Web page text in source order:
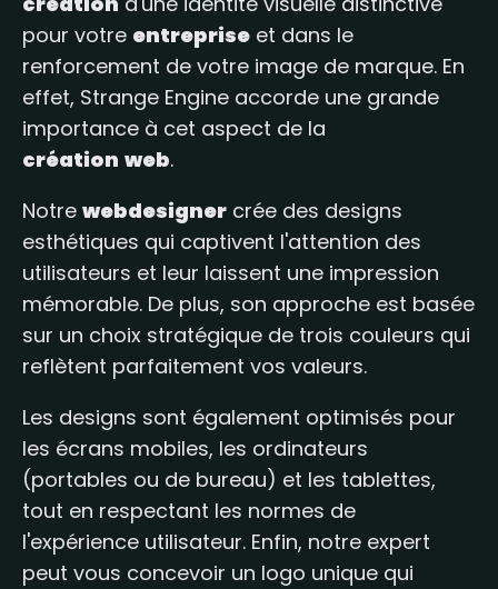
pour votre entreprise et dans le
renforcement de votre image de marque. En
effet, Strange Engine accorde une grande
importance à cet aspect de la
création web.
Notre webdesigner crée des designs
esthétiques qui captivent l'attention des
utilisateurs et leur laissent une impression
mémorable. De plus, son approche est basée
sur un choix stratégique de trois couleurs qui
reflètent parfaitement vos valeurs.
Les designs sont également optimisés pour
les écrans mobiles, les ordinateurs
(portables ou de bureau) et les tablettes,
tout en respectant les normes de
l'expérience utilisateur. Enfin, notre expert
peut vous concevoir un logo unique qui